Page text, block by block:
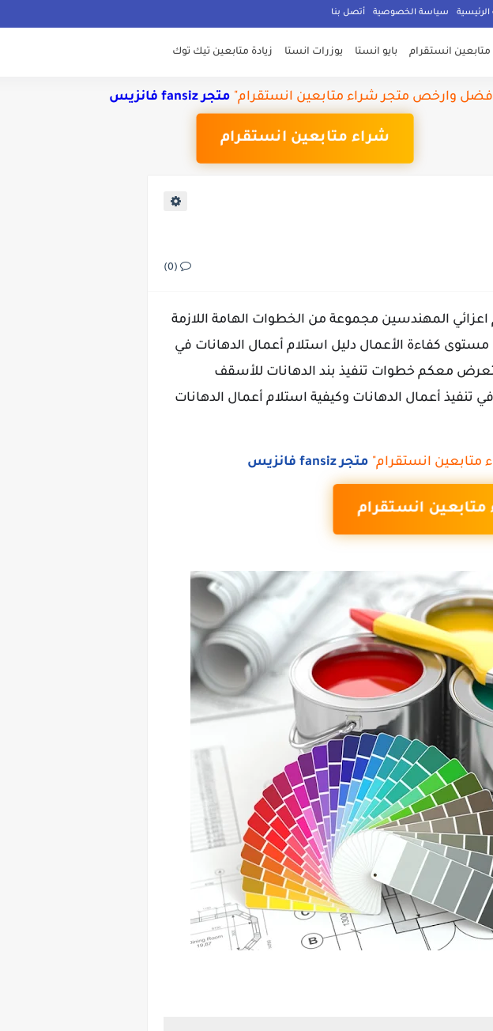
سياسة الخصوصية أتصل بنا
متابعين انستقرام بايو انستا يوزرات انستا زيادة متابعين تيك توك
وارخص متجر شراء متابعين انستقرام" متجر fansiz فانزيس
شراء متابعين انستقرام
(0)
اعزائي المهندسين مجموعة من الخطوات الهامة اللازمة
كفاءة الأعمال دليل استلام أعمال الدهانات في
معكم خطوات تنفيذ بند الدهانات للأسقف
أعمال الدهانات وكيفية استلام أعمال الدهانات
انستقرام" متجر fansiz فانزيس
انستقرام